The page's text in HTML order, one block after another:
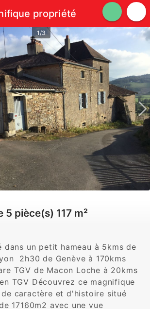
propriété
1/3
5 pièce(s) 117 m²
dans un petit hameau à 5kms de
2h30 de Genève à 170kms
TGV de Macon Loche à 20kms
TGV Découvrez ce magnifique
caractère et d'histoire situé
17160m2 avec une vue